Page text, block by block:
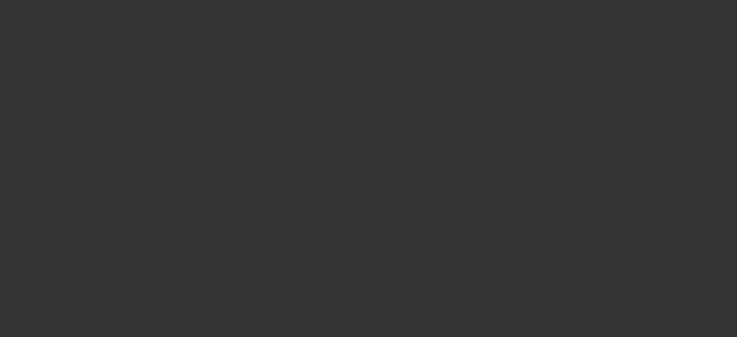
осуществляется подъем по лестнице. Можно ускорять или замедлять темп, выжимать
образом, чтобы пятка не имела точки опоры. Шаги совершаются в быстром темпе,
осуществляется медленно, с усилием. Такие шаги подходят для проработки
от целей (похудение, укрепление организма, восстановление, комбинация с
Темп шагов постепенно ускоряется к завершению тренировки – от 40 до 80
Одновременно с ходьбой допускаются тренировки с гантелями, эспандером.